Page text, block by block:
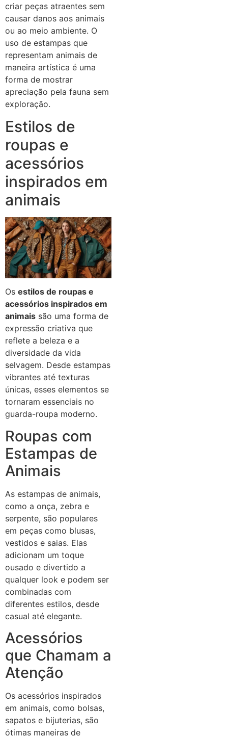
criar peças atraentes sem
causar danos aos animais
ou ao meio ambiente. O
uso de estampas que
representam animais de
maneira artística é uma
forma de mostrar
apreciação pela fauna sem
exploração.
Estilos de
roupas e
acessórios
inspirados em
animais
Os estilos de roupas e
acessórios inspirados em
animais são uma forma de
expressão criativa que
reflete a beleza e a
diversidade da vida
selvagem. Desde estampas
vibrantes até texturas
únicas, esses elementos se
tornaram essenciais no
guarda-roupa moderno.
Roupas com
Estampas de
Animais
As estampas de animais,
como a onça, zebra e
serpente, são populares
em peças como blusas,
vestidos e saias. Elas
adicionam um toque
ousado e divertido a
qualquer look e podem ser
combinadas com
diferentes estilos, desde
casual até elegante.
Acessórios
que Chamam a
Atenção
Os acessórios inspirados
em animais, como bolsas,
sapatos e bijuterias, são
ótimas maneiras de